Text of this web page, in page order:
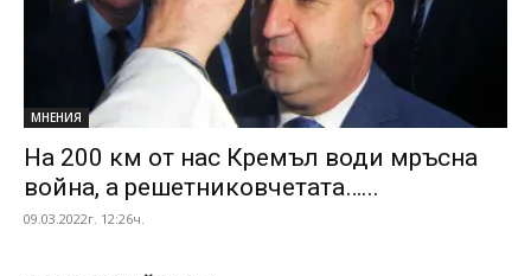
МНЕНИЯ
На 200 км от нас Кремъл води мръсна
война, а решетниковчетата…...
09.03.2022г. 12:26ч.